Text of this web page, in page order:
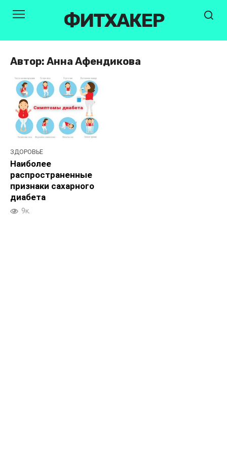
ФИТХАКЕР
Автор: Анна Афендикова
ЗДОРОВЬЕ
Наиболее
распространенные
признаки сахарного
диабета
9к.